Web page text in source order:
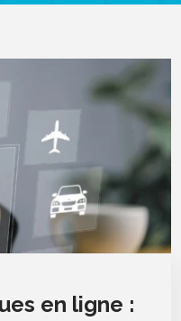
en ligne :